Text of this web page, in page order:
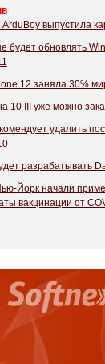
выпустила
будет обновлять
12 заняла 30%
10 III уже можно
удалить
разрабатывать
Йорк начали
вакцинации от